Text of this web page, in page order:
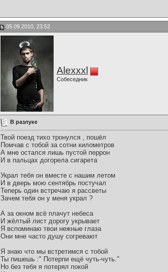
05.09.2010, 23:52
Alexxxl
Собеседник
В разлуке
Твой поезд тихо тронулся , пошёл
Помчав с тобой за сотни километров
А мне остался лишь пустой перрон
И в пальцах догорела сигарета
Украл тебя он вместе с нашим летом
И в дверь мою сентябрь постучал
Теперь один встречаю я рассветы
Зачем тебя он у меня украл ?
А за окном всё плачут небеса
И жёлтый лист дорогу укрывает
Я вспоминаю твои нежные глаза
Они мне часто душу согревают
Я знаю что мы встретимся с тобой
Ты пишешь :" Потерпи ещё чуть-чуть."
Но без тебя я потерял покой